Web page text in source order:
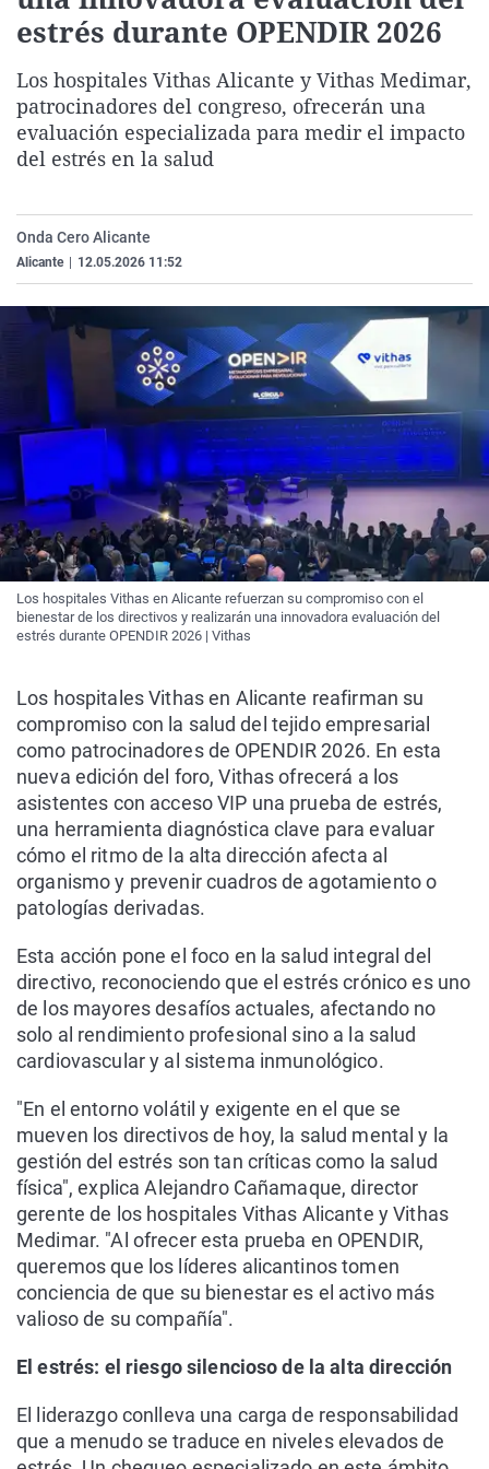
La rosa de los vientos
Como el perro y el
Caso
Equipo de
Operación Viuda
Extremadura
La Rioja
Navarra
Virales
Elecciones
estrés durante OPENDIR 2026
Los hospitales Vithas Alicante y Vithas Medimar,
patrocinadores del congreso, ofrecerán una
evaluación especializada para medir el impacto
del estrés en la salud
Onda Cero Alicante
Alicante 12.05.2026 11:52
Los hospitales Vithas en Alicante refuerzan su compromiso con el
bienestar de los directivos y realizarán una innovadora evaluación del
estrés durante OPENDIR 2026 | Vithas
Los hospitales Vithas en Alicante reafirman su
compromiso con la salud del tejido empresarial
como patrocinadores de OPENDIR 2026. En esta
nueva edición del foro, Vithas ofrecerá a los
asistentes con acceso VIP una prueba de estrés,
una herramienta diagnóstica clave para evaluar
cómo el ritmo de la alta dirección afecta al
organismo y prevenir cuadros de agotamiento o
patologías derivadas.
Esta acción pone el foco en la salud integral del
directivo, reconociendo que el estrés crónico es uno
de los mayores desafíos actuales, afectando no
solo al rendimiento profesional sino a la salud
cardiovascular y al sistema inmunológico.
"En el entorno volátil y exigente en el que se
mueven los directivos de hoy, la salud mental y la
gestión del estrés son tan críticas como la salud
física", explica Alejandro Cañamaque, director
gerente de los hospitales Vithas Alicante y Vithas
Medimar. "Al ofrecer esta prueba en OPENDIR,
queremos que los líderes alicantinos tomen
conciencia de que su bienestar es el activo más
valioso de su compañía".
El estrés: el riesgo silencioso de la alta dirección
El liderazgo conlleva una carga de responsabilidad
que a menudo se traduce en niveles elevados de